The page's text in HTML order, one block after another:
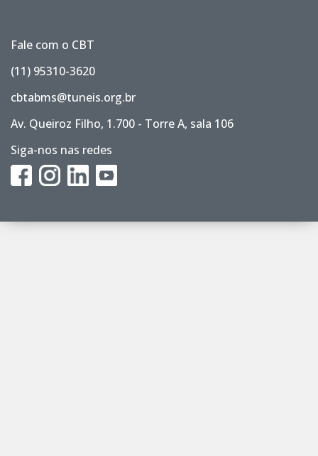
Fale com o CBT
(11) 95310-3620
cbtabms@tuneis.org.br
Av. Queiroz Filho, 1.700 - Torre A, sala 106
Siga-nos nas redes